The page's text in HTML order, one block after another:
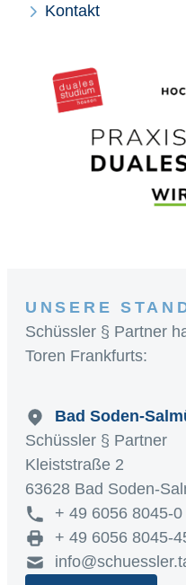
Kontakt
UNSERE
Schüssler § Partner
Toren Frankfurts:
Bad Soden-
Schüssler § Partner
Kleiststraße 2
63628 Bad Soden-
+ 49 6056 8045-0
+ 49 6056 8045-